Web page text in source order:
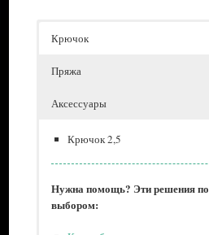
Крючок
Пряжа
Аксессуары
Крючок 2,5
Нужна помощь? Эти решения
выбором: